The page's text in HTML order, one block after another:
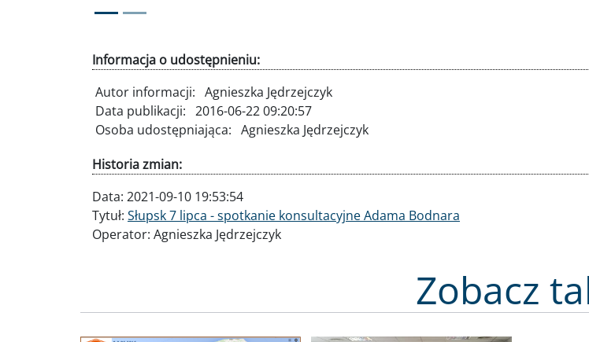
Informacja o udostępnieniu:
Autor informacji: Agnieszka Jędrzejczyk
Data publikacji: 2016-06-22 09:20:57
Osoba udostępniająca: Agnieszka Jędrzejczyk
Historia zmian:
Słupsk 7 lipca - spotkanie konsultacyjne Adama Bodnara
Operator:Agnieszka Jędrzejczyk